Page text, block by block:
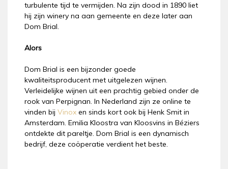
turbulente tijd te vermijden. Na zijn dood in 1890 liet
hij zijn winery na aan gemeente en deze later aan
Dom Brial.
Alors
Dom Brial is een bijzonder goede
kwaliteitsproducent met uitgelezen wijnen.
Verleidelijke wijnen uit een prachtig gebied onder de
rook van Perpignan. In Nederland zijn ze online te
vinden bijVinox en sinds kort ook bij Henk Smit in
Amsterdam. Emilia Kloostra van Kloosvins in Béziers
ontdekte dit pareltje. Dom Brial is een dynamisch
bedrijf, deze coöperatie verdient het beste.